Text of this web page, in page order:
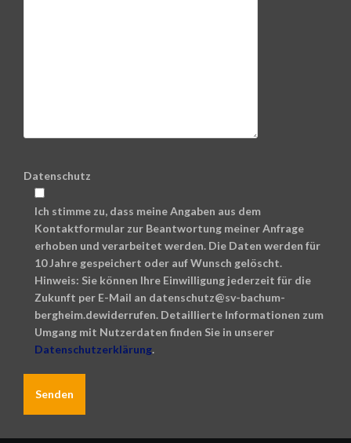
Datenschutz
Ich stimme zu, dass meine Angaben aus dem
Kontaktformular zur Beantwortung meiner Anfrage
erhoben und verarbeitet werden. Die Daten werden für
10 Jahre gespeichert oder auf Wunsch gelöscht.
Hinweis: Sie können Ihre Einwilligung jederzeit für die
Zukunft per E-Mail an datenschutz@sv-bachum-
bergheim.dewiderrufen. Detaillierte Informationen zum
Umgang mit Nutzerdaten finden Sie in unserer
Datenschutzerklärung.